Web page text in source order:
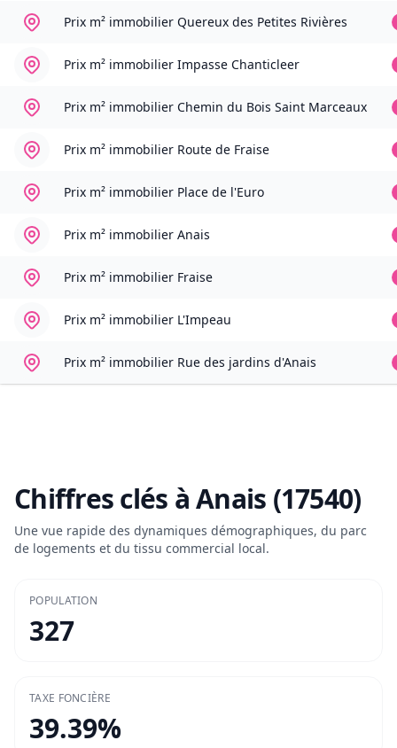
Prix m² immobilier Quereux des Petites Rivières
Prix m² immobilier Impasse Chanticleer
Prix m² immobilier Chemin du Bois Saint Marceaux
Prix m² immobilier Route de Fraise
Prix m² immobilier Place de l'Euro
Prix m² immobilier Anais
Prix m² immobilier Fraise
Prix m² immobilier L'Impeau
Prix m² immobilier Rue des jardins d'Anais
Chiffres clés àAnais (17540)
Une vue rapide des dynamiques démographiques, du parc
de logements et du tissu commercial local.
POPULATION
327
TAXE FONCIÈRE
39.39%